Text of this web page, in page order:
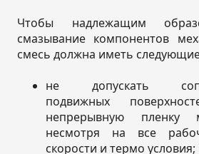
Чтобы надлежащим
смазывание компонентов
смесь должна иметь
не допускать
подвижных
непрерывную пленку
несмотря на все
скорости и термо условия;